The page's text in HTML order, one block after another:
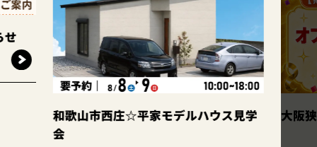
和歌山市西庄☆平家モデルハウス見学
大阪狭